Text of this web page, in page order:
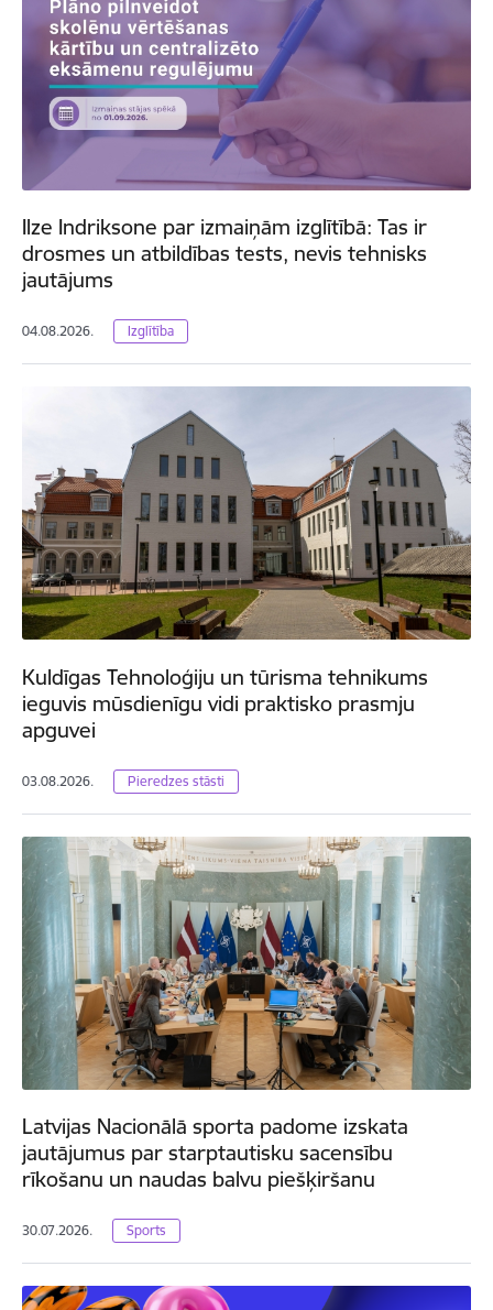
Ilze Indriksone par izmaiņām izglītībā: Tas ir
drosmes un atbildības tests, nevis tehnisks
jautājums
04.08.2026. Izglītība
Kuldīgas Tehnoloģiju un tūrisma tehnikums
ieguvis mūsdienīgu vidi praktisko prasmju
apguvei
03.08.2026. Pieredzes stāsti
Latvijas Nacionālā sporta padome izskata
jautājumus par starptautisku sacensību
rīkošanu un naudas balvu piešķiršanu
30.07.2026. Sports